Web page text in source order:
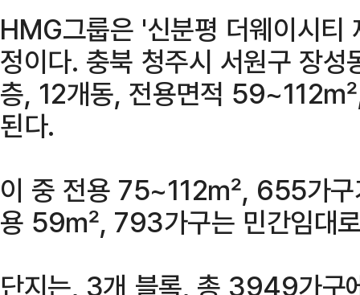
HMG그룹은 '신분평 더웨이시티
정이다. 충북 청주시 서원구 장
층, 12개동, 전용면적 59~112
된다.
이 중 전용 75~112㎡, 655가구
용 59㎡, 793가구는 민간임대
단지는, 3개 블록, 총 3949가구